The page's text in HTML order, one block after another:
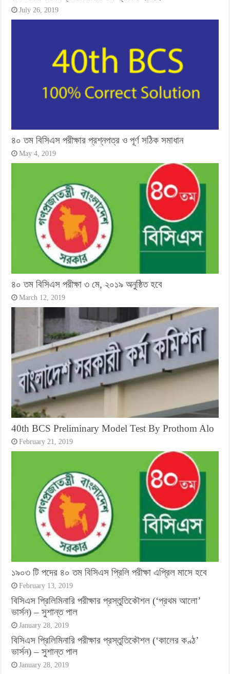
July 26, 2019
৪০ তম বিসিএস পরীক্ষার প্রশ্নপত্র ও পূর্ণ সঠিক সমাধান
May 4, 2019
৪০ তম বিসিএস পরীক্ষা ৩ মে, ২০১৯ অনুষ্ঠিত হবে
March 12, 2019
40th BCS Preliminary Model Test By Prothom Alo
February 21, 2019
১৯০৩ টি পদের ৪০ তম বিসিএস প্রিলি পরীক্ষা এপ্রিল মাসে হবে
February 13, 2019
বিসিএস প্রিলিমিনারি পরীক্ষার প্রস্তুতিকৌশল (‘প্রথম আলো’
ভার্সন) – সুশান্ত পাল
January 28, 2019
বিসিএস প্রিলিমিনারি পরীক্ষার প্রস্তুতিকৌশল (‘কালের কণ্ঠ’
ভার্সন) – সুশান্ত পাল
January 28, 2019